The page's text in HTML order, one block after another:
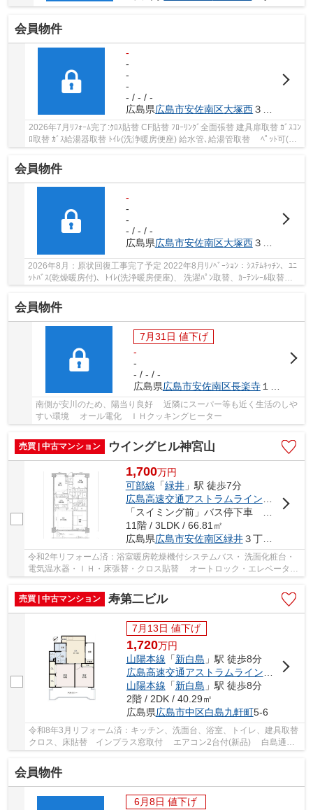
会員物件
-
-
-
-
- / - / -
広島県広島市安佐南区大塚西３丁目2-3
2026年7月ﾘﾌｫｰﾑ完了:ｸﾛｽ貼替 CF貼替 ﾌﾛｰﾘﾝｸﾞ全面張替 建具扉取替 ｶﾞｽｺﾝ
ﾛ取替 ｶﾞｽ給湯器取替 ﾄｲﾚ(洗浄暖房便座) 給水管､給湯管取替 ﾍﾟｯﾄ可(規
約有) 最上階角部屋 ｵｰﾄﾛｯｸ 専用ﾄﾗﾝｸﾙｰﾑ(...
会員物件
-
-
-
- / - / -
広島県広島市安佐南区大塚西３丁目2-3
2026年8月：原状回復工事完了予定 2022年8月ﾘﾉﾍﾞｰｼｮﾝ：ｼｽﾃﾑｷｯﾁﾝ、ﾕﾆ
ｯﾄﾊﾞｽ(乾燥暖房付)、ﾄｲﾚ(洗浄暖房便座)、 洗濯ﾊﾟﾝ取替、ｶｰﾃﾝﾚｰﾙ取替、
会員物件
7月31日 値下げ
-
-
- / - / -
広島県広島市安佐南区長楽寺１丁目3-12
南側が安川のため、陽当り良好 近隣にスーパー等も近く生活のしや
すい環境 オール電化 ＩＨクッキングヒーター
売買 | 中古マンション ウイングヒル神宮山
1,700万円
可部線 「緑井」駅 徒歩7分
毘沙門台
11階 / 3LDK / 66.81㎡
広島県広島市安佐南区緑井３丁目23-38
令和2年リフォーム済：浴室暖房乾燥機付システムバス・ 洗面化粧台・
電気温水器・ＩＨ・床張替・クロス貼替 オートロック・エレベータ
売買 | 中古マンション
寿第二ビル
7月13日 値下げ
1,720万円
山陽本線 「新白島 」駅 徒歩8分
白島
山陽本線 「新白島 」駅 徒歩8分
2階 / 2DK / 40.29㎡
広島県広島市中区白島九軒町5-6
令和8年3月リフォーム済：キッチン、洗面台、浴室、トイレ、建具取替
クロス、床貼替 インプラス窓取付 エアコン2台付(新品) 白島通り
会員物件
6月8日 値下げ